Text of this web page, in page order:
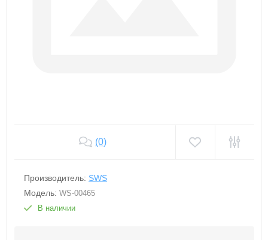
(0)
Производитель: SWS
Модель: WS-00465
В наличии